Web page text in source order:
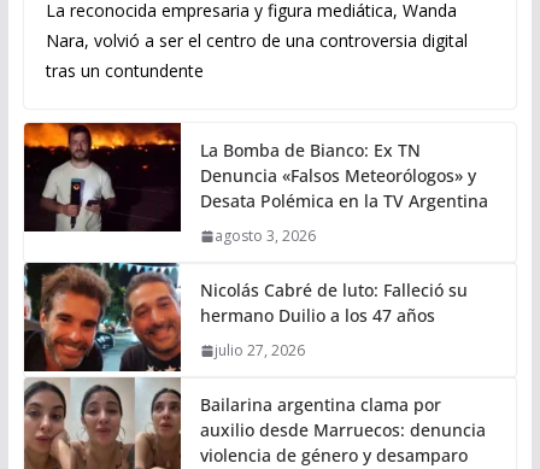
La reconocida empresaria y figura mediática, Wanda
Nara, volvió a ser el centro de una controversia digital
tras un contundente
La Bomba de Bianco: Ex TN
Denuncia «Falsos Meteorólogos» y
Desata Polémica en la TV Argentina
agosto 3, 2026
Nicolás Cabré de luto: Falleció su
hermano Duilio a los 47 años
julio 27, 2026
Bailarina argentina clama por
auxilio desde Marruecos: denuncia
violencia de género y desamparo